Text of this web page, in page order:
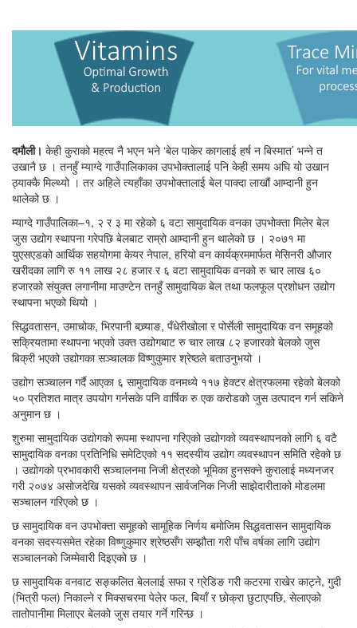
दमौली। केही कुराको महत्व नै भएन भने ‘बेल पाकेर कागलाई हर्ष न बिस्मात’ भन्ने त
उखानै छ । तनहुँ म्याग्दे गाउँपालिकाका उपभोक्तालाई पनि केही समय अघि यो उखान
ठ्याक्कै मिल्थ्यो । तर अहिले त्यहाँका उपभोक्तालाई बेल पाक्दा लाखौं आम्दानी हुन
थालेको छ ।
म्याग्दे गाउँपालिका–१, २ र ३ मा रहेको ६ वटा सामुदायिक वनका उपभोक्ता मिलेर बेल
जुस उद्योग स्थापना गरेपछि बेलबाट राम्रो आम्दानी हुन थालेको छ । २०७१ मा
युएसएडको आर्थिक सहयोगमा केयर नेपाल, हरियो वन कार्यक्रममार्फत मेसिनरी औजार
खरीदका लागि रु ११ लाख २८ हजार र ६ वटा सामुदायिक वनको रु चार लाख ६०
हजारको संयुक्त लगानीमा माउण्टेन तनहुँ सामुदायिक बेल तथा फलफूल प्रशोधन उद्योग
स्थापना भएको थियो ।
सिद्धवतासन, उमाचोक, भिरपानी बच्र्याङ, पँधेरीखोला र पोर्सेली सामुदायिक वन समूहको
सक्रियतामा स्थापना भएको उक्त उद्योगबाट रु चार लाख ८२ हजारको बेलको जुस
बिक्री भएको उद्योगका सञ्चालक विष्णुकुमार श्रेष्ठले बताउनुभयो ।
उद्योग सञ्चालन गर्दै आएका ६ सामुदायिक वनमध्ये ११७ हेक्टर क्षेत्रफलमा रहेको बेलको
५० प्रतिशत मात्र उपयोग गर्नसके पनि वार्षिक रु एक करोडको जुस उत्पादन गर्न सकिने
अनुमान छ ।
शुरुमा सामुदायिक उद्योगको रूपमा स्थापना गरिएको उद्योगको व्यवस्थापनको लागि ६ वटै
सामुदायिक वनका प्रतिनिधि समेटिएको ११ सदस्यीय उद्योग व्यवस्थापन समिति रहेको छ
। उद्योगको प्रभावकारी सञ्चालनमा निजी क्षेत्रको भूमिका हुनसक्ने कुरालाई मध्यनजर
गरी २०७४ असोजदेखि यसको व्यवस्थापन सार्वजनिक निजी साझेदारीताको मोडलमा
सञ्चालन गरिएको छ ।
छ सामुदायिक वन उपभोक्ता समूहको सामूहिक निर्णय बमोजिम सिद्धवतासन सामुदायिक
वनका सदस्यसमेत रहेका विष्णुकुमार श्रेष्ठसँग सम्झौता गरी पाँच वर्षका लागि उद्योग
सञ्चालनको जिम्मेवारी दिइएको छ ।
छ सामुदायिक वनवाट सङ्कलित बेललाई सफा र ग्रेडिङ गरी कटरमा राखेर काट्ने, गुदी
(भित्री फल) निकाल्ने र मिक्सचरमा पेलेर फल, बियाँ र छोक्रा छुटाएपछि, सेलाएको
तातोपानीमा मिलाएर बेलको जुस तयार गर्ने गरिन्छ ।